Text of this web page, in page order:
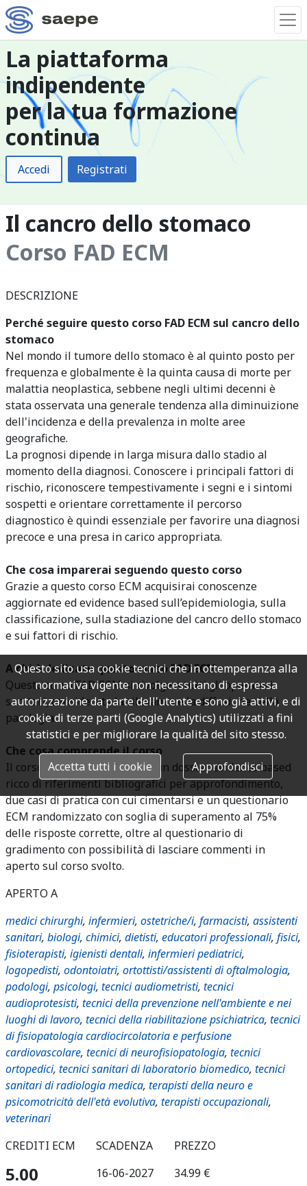
La piattaforma
indipendente
per la tua formazione
continua
Accedi Registrati
Il cancro dello stomaco
Corso FAD ECM
DESCRIZIONE
Perché seguire questo corso FAD ECM sul cancro dello
stomaco
Nel mondo il tumore dello stomaco è al quinto posto per
frequenza e globalmente è la quinta causa di morte per
malattia neoplastica, sebbene negli ultimi decenni è
stata osservata una generale tendenza alla diminuizione
dell'incidenza e della prevalenza in molte aree
geografiche.
La prognosi dipende in larga misura dallo stadio al
momento della diagnosi. Conoscere i principali fattori di
rischio, riconoscere tempestivamente i segni e i sintomi
sospetti e orientare correttamente il percorso
diagnostico è quindi essenziale per favorire una diagnosi
precoce e una presa in carico appropriata.
Che cosa imparerai seguendo questo corso
Grazie a questo corso ECM acquisirai conoscenze
aggiornate ed evidence basedsull’epidemiologia, sulla
classificazione, sulla stadiazione del cancro dello stomaco
e sui fattori di rischio.
A chi è dedicato questo corso FAD ECM
Questo corso FAD ECM si rivolge a tutti gli operatori
sanitari, considerata la rilevanza e la diffusione della
patologia.
Che cosa comprende il corso
Il corso FAD ECM comprende un dossier evidence based
ricco di riferimenti bibliografici per approfondimento,
due casi di pratica con cui cimentarsi e un questionario
ECM randomizzato con soglia di superamento al 75%
delle risposte corrette, oltre al questionario di
gradimento con possibilità di lasciare commenti in
aperto sul corso svolto.
APERTO A
medici chirurghi, infermieri, ostetriche/i, farmacisti, assistenti
sanitari, biologi, chimici, dietisti, educatori professionali, fisici,
fisioterapisti, igienisti dentali, infermieri pediatrici,
logopedisti, odontoiatri, ortottisti/assistenti di oftalmologia,
podologi, psicologi, tecnici audiometristi, tecnici
audioprotesisti, tecnici della prevenzione nell'ambiente e nei
luoghi di lavoro, tecnici della riabilitazione psichiatrica, tecnici
di fisiopatologia cardiocircolatoria e perfusione
cardiovascolare, tecnici di neurofisiopatologia, tecnici
ortopedici, tecnici sanitari di laboratorio biomedico, tecnici
sanitari di radiologia medica, terapisti della neuro e
psicomotricità dell'età evolutiva, terapisti occupazionali,
veterinari
CREDITI ECM
5.00
SCADENZA
16-06-2027
PREZZO
34.99 €
Questo sito usa cookie tecnici che in ottemperanza alla
normativa vigente non necessitano di espressa
autorizzazione da parte dell'utente e sono già attivi, e di
cookie di terze parti (Google Analytics) utilizzati a fini
statistici e per migliorare la qualità del sito stesso.
Accetta tutti i cookie Approfondisci